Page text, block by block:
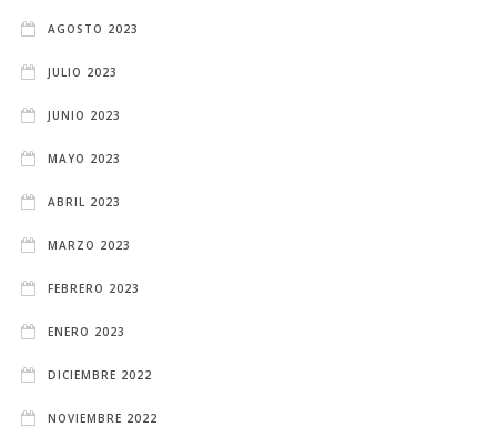
AGOSTO 2023
JULIO 2023
JUNIO 2023
MAYO 2023
ABRIL 2023
MARZO 2023
FEBRERO 2023
ENERO 2023
DICIEMBRE 2022
NOVIEMBRE 2022